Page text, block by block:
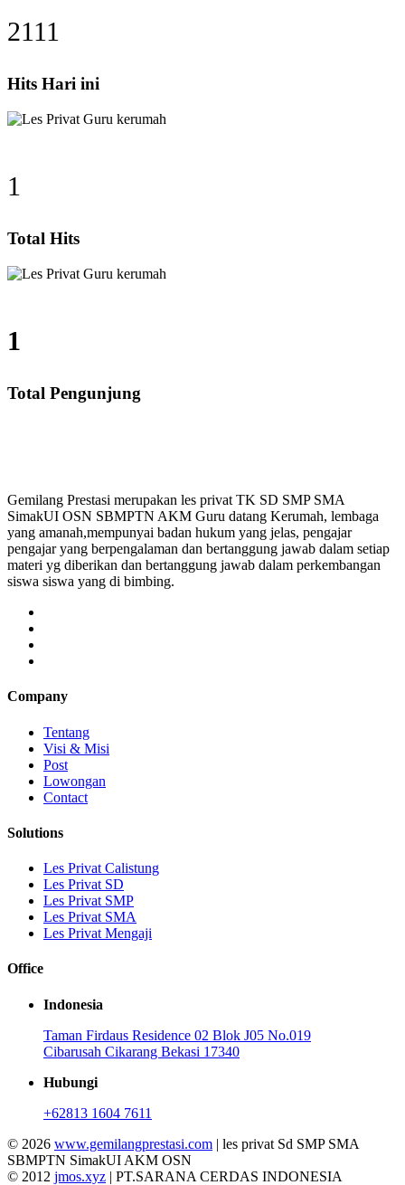
2111
Hits Hari ini
1
Total Hits
1
Total Pengunjung
Gemilang Prestasi merupakan les privat TK SD SMP SMA
SimakUI OSN SBMPTN AKM Guru datang Kerumah, lembaga
yang amanah,mempunyai badan hukum yang jelas, pengajar
pengajar yang berpengalaman dan bertanggung jawab dalam setiap
materi yg diberikan dan bertanggung jawab dalam perkembangan
siswa siswa yang di bimbing.
Company
Tentang
Visi & Misi
Post
Lowongan
Contact
Solutions
Les Privat Calistung
Les Privat SD
Les Privat SMP
Les Privat SMA
Les Privat Mengaji
Office
Indonesia
Taman Firdaus Residence 02 Blok J05 No.019
Cibarusah Cikarang Bekasi 17340
Hubungi
+62813 1604 7611
© 2026 www.gemilangprestasi.com | les privat Sd SMP SMA
SBMPTN SimakUI AKM OSN
© 2012 jmos.xyz | PT.SARANA CERDAS INDONESIA